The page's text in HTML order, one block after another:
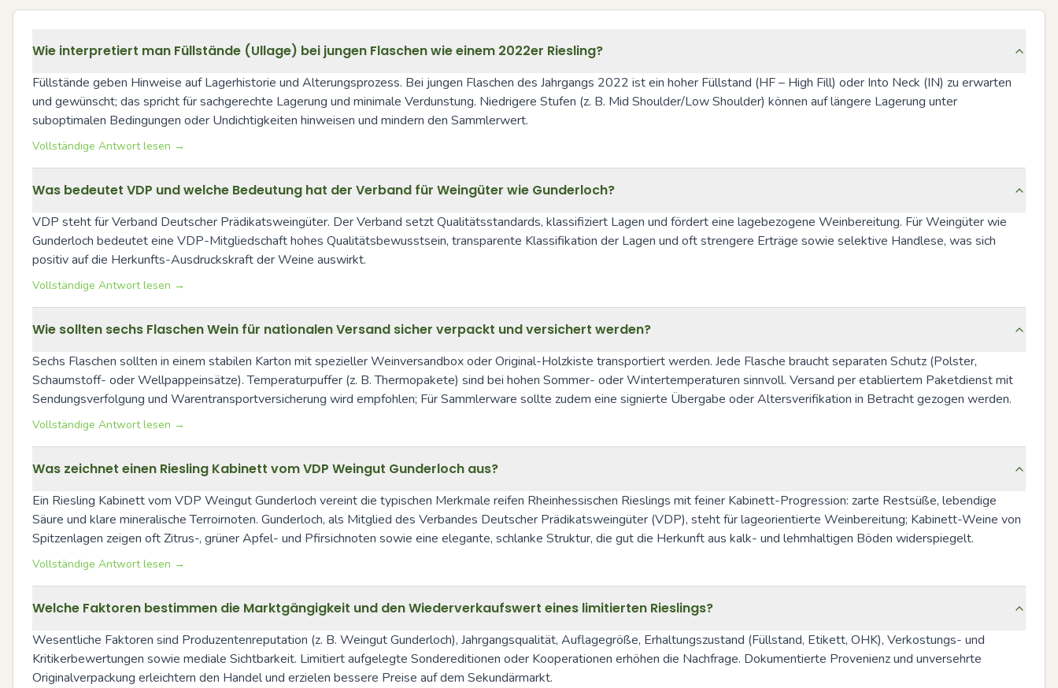
Wie interpretiert man Füllstände (Ullage) bei jungen Flaschen wie einem 2022er Riesling?
Füllstände geben Hinweise auf Lagerhistorie und Alterungsprozess. Bei jungen Flaschen des Jahrgangs 2022 ist ein hoher Füllstand (HF – High Fill) oder Into Neck (IN) zu erwarten
und gewünscht; das spricht für sachgerechte Lagerung und minimale Verdunstung. Niedrigere Stufen (z. B. Mid Shoulder/Low Shoulder) können auf längere Lagerung unter
suboptimalen Bedingungen oder Undichtigkeiten hinweisen und mindern den Sammlerwert.
Vollständige Antwort lesen →
Was bedeutet VDP und welche Bedeutung hat der Verband für Weingüter wie Gunderloch?
VDP steht für Verband Deutscher Prädikatsweingüter. Der Verband setzt Qualitätsstandards, klassifiziert Lagen und fördert eine lagebezogene Weinbereitung. Für Weingüter wie
Gunderloch bedeutet eine VDP-Mitgliedschaft hohes Qualitätsbewusstsein, transparente Klassifikation der Lagen und oft strengere Erträge sowie selektive Handlese, was sich
positiv auf die Herkunfts-Ausdruckskraft der Weine auswirkt.
Vollständige Antwort lesen →
Wie sollten sechs Flaschen Wein für nationalen Versand sicher verpackt und versichert werden?
Sechs Flaschen sollten in einem stabilen Karton mit spezieller Weinversandbox oder Original-Holzkiste transportiert werden. Jede Flasche braucht separaten Schutz (Polster,
Schaumstoff- oder Wellpappeinsätze). Temperaturpuffer (z. B. Thermopakete) sind bei hohen Sommer- oder Wintertemperaturen sinnvoll. Versand per etabliertem Paketdienst mit
Sendungsverfolgung und Warentransportversicherung wird empfohlen; Für Sammlerware sollte zudem eine signierte Übergabe oder Altersverifikation in Betracht gezogen werden.
Vollständige Antwort lesen →
Was zeichnet einen Riesling Kabinett vom VDP Weingut Gunderloch aus?
Ein Riesling Kabinett vom VDP Weingut Gunderloch vereint die typischen Merkmale reifen Rheinhessischen Rieslings mit feiner Kabinett-Progression: zarte Restsüße, lebendige
Säure und klare mineralische Terroirnoten. Gunderloch, als Mitglied des Verbandes Deutscher Prädikatsweingüter (VDP), steht für lageorientierte Weinbereitung; Kabinett-Weine von
Spitzenlagen zeigen oft Zitrus-, grüner Apfel- und Pfirsichnoten sowie eine elegante, schlanke Struktur, die gut die Herkunft aus kalk- und lehmhaltigen Böden widerspiegelt.
Vollständige Antwort lesen →
Welche Faktoren bestimmen die Marktgängigkeit und den Wiederverkaufswert eines limitierten Rieslings?
Wesentliche Faktoren sind Produzentenreputation (z. B. Weingut Gunderloch), Jahrgangsqualität, Auflagegröße, Erhaltungszustand (Füllstand, Etikett, OHK), Verkostungs- und
Kritikerbewertungen sowie mediale Sichtbarkeit. Limitiert aufgelegte Sondereditionen oder Kooperationen erhöhen die Nachfrage. Dokumentierte Provenienz und unversehrte
Originalverpackung erleichtern den Handel und erzielen bessere Preise auf dem Sekundärmarkt.